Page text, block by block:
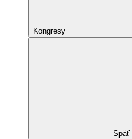
Kongresy
Späť